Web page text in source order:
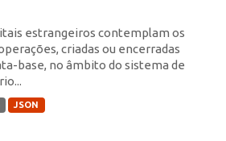
estrangeiros contemplam os
criadas ou encerradas
base, no âmbito do sistema de
JSON